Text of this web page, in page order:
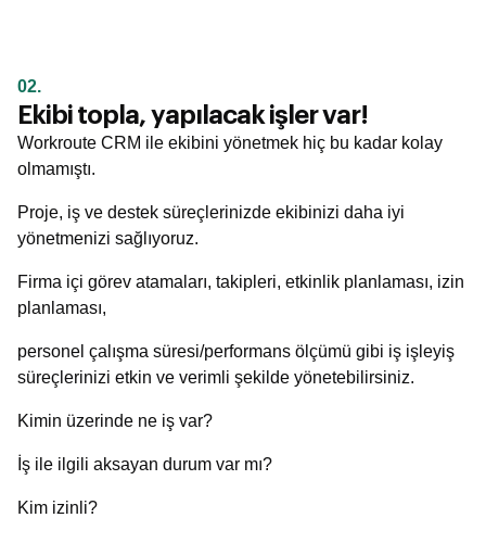
02.
Ekibi topla, yapılacak işler var!
Workroute CRM ile ekibini yönetmek hiç bu kadar kolay
olmamıştı.
Proje, iş ve destek süreçlerinizde ekibinizi daha iyi
yönetmenizi sağlıyoruz.
Firma içi görev atamaları, takipleri, etkinlik planlaması, izin
planlaması,
personel çalışma süresi/performans ölçümü gibi iş işleyiş
süreçlerinizi etkin ve verimli şekilde yönetebilirsiniz.
Kimin üzerinde ne iş var?
İş ile ilgili aksayan durum var mı?
Kim izinli?